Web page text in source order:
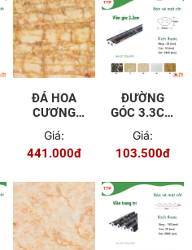
ĐÁ HOA
CƯƠNG
9601
Giá:
441.000đ
ĐƯỜNG
GÓC 3.3CM
Giá:
103.500đ